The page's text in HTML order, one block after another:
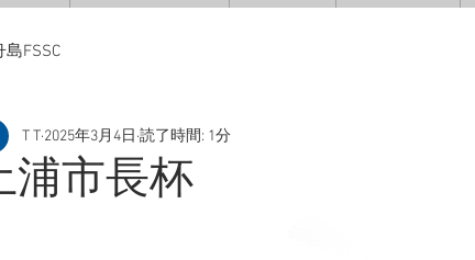
島FSSC
浦市長杯
T T 2025年3月4日 読了時間: 1分